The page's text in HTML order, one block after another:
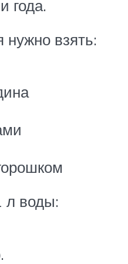
года.
нужно взять:
л воды: